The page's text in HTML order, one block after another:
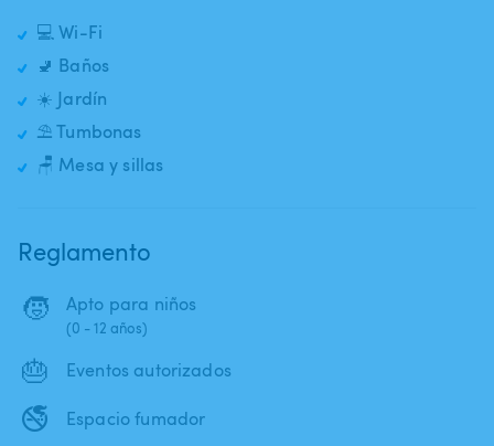
💻 Wi-Fi
🚽 Baños
☀️ Jardín
⛱️ Tumbonas
🪑 Mesa y sillas
Reglamento
🧒 Apto para niños
(0 - 12 años)
🎂 Eventos autorizados
🚭 Espacio fumador